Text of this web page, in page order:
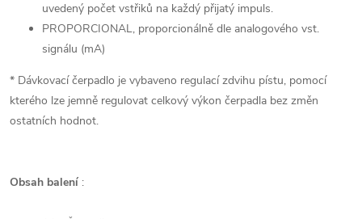
uvedený počet vstřiků na každý přijatý impuls.
PROPORCIONAL, proporcionálně dle analogového vst.
signálu (mA)
* Dávkovací čerpadlo je vybaveno regulací zdvihu pístu, pomocí
kterého lze jemně regulovat celkový výkon čerpadla bez změn
ostatních hodnot.
Obsah balení :